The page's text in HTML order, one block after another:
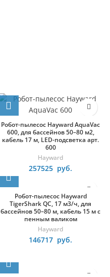
Робот-пылесос Hayward AquaVac
600, для бассейнов 50–80 м2,
кабель 17 м, LED-подсветка арт.
600
Hayward
257525 руб.
Робот-пылесос Hayward
TigerShark QC, 17 м3/ч, для
бассейнов 50–80 м, кабель 15 м с
пенным валиком
Hayward
146717 руб.